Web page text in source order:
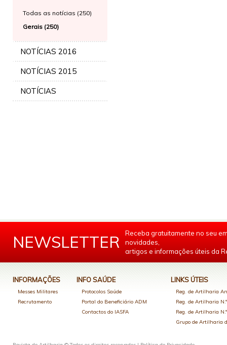
Todas as notícias (250)
Gerais (250)
NOTÍCIAS 2016
NOTÍCIAS 2015
NOTÍCIAS
NEWSLETTER
Receba gratuitamente no seu
novidades,
artigos e informações úteis da
INFORMAÇÕES
Messes Militares
Recrutamento
INFO SAÚDE
Protocolos Saúde
Portal do Beneficiário ADM
Contactos do IASFA
LINKS ÚTEIS
Reg. de Artilharia
Reg. de Artilharia
Reg. de Artilharia
Grupo de Artilharia